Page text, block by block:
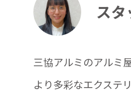
ス
三協アルミのアルミ
より多彩なエクステ